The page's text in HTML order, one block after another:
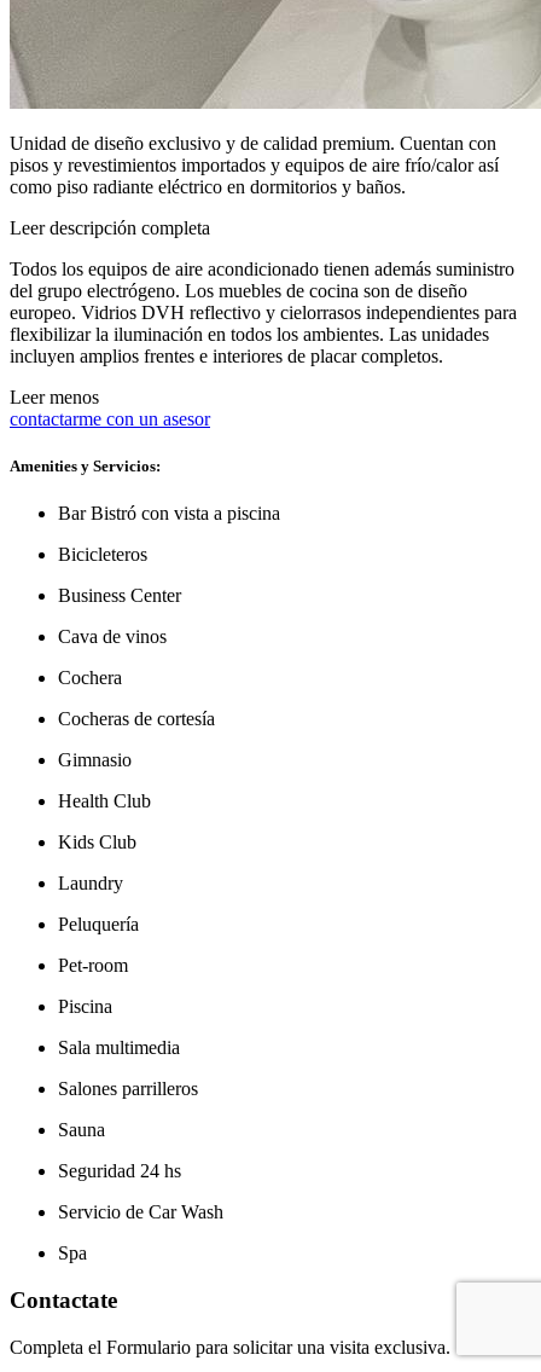
Unidad de diseño exclusivo y de calidad premium. Cuentan con
pisos y revestimientos importados y equipos de aire frío/calor así
como piso radiante eléctrico en dormitorios y baños.
Leer descripción completa
Todos los equipos de aire acondicionado tienen además suministro
del grupo electrógeno. Los muebles de cocina son de diseño
europeo. Vidrios DVH reflectivo y cielorrasos independientes para
flexibilizar la iluminación en todos los ambientes. Las unidades
incluyen amplios frentes e interiores de placar completos.
Leer menos
contactarme con un asesor
Amenities y Servicios:
Bar Bistró con vista a piscina
Bicicleteros
Business Center
Cava de vinos
Cochera
Cocheras de cortesía
Gimnasio
Health Club
Kids Club
Laundry
Peluquería
Pet-room
Piscina
Sala multimedia
Salones parrilleros
Sauna
Seguridad 24 hs
Servicio de Car Wash
Spa
Contactate
Completa el Formulario para solicitar una visita exclusiva.